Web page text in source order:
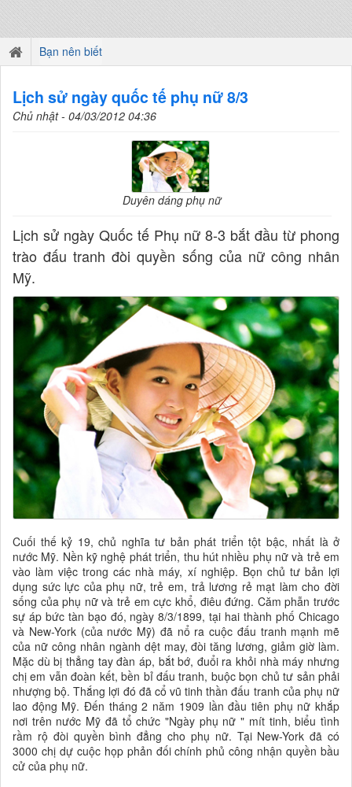
Bạn nên biết
Lịch sử ngày quốc tế phụ nữ 8/3
Chủ nhật - 04/03/2012 04:36
Duyên dáng phụ nữ
Lịch sử ngày Quốc tế Phụ nữ 8-3 bắt đầu từ phong
trào đấu tranh đòi quyền sống của nữ công nhân
Mỹ.
Cuối thế kỷ 19, chủ nghĩa tư bản phát triển tột bậc, nhất là ở
nước Mỹ. Nền kỹ nghệ phát triển, thu hút nhiều phụ nữ và trẻ em
vào làm việc trong các nhà máy, xí nghiệp. Bọn chủ tư bản lợi
dụng sức lực của phụ nữ, trẻ em, trả lương rẻ mạt làm cho đời
sống của phụ nữ và trẻ em cực khổ, điêu đứng. Căm phẫn trước
sự áp bức tàn bạo đó, ngày 8/3/1899, tại hai thành phố Chicago
và New-York (của nước Mỹ) đã nổ ra cuộc đấu tranh mạnh mẽ
của nữ công nhân ngành dệt may, đòi tăng lương, giảm giờ làm.
Mặc dù bị thẳng tay đàn áp, bắt bớ, đuổi ra khỏi nhà máy nhưng
chị em vẫn đoàn kết, bền bỉ đấu tranh, buộc bọn chủ tư sản phải
nhượng bộ. Thắng lợi đó đã cổ vũ tinh thần đấu tranh của phụ nữ
lao động Mỹ. Ðến tháng 2 năm 1909 lần đầu tiên phụ nữ khắp
nơi trên nước Mỹ đã tổ chức "Ngày phụ nữ " mít tinh, biểu tình
rầm rộ đòi quyền bình đẳng cho phụ nữ. Tại New-York đã có
3000 chị dự cuộc họp phản đối chính phủ công nhận quyền bầu
cử của phụ nữ.